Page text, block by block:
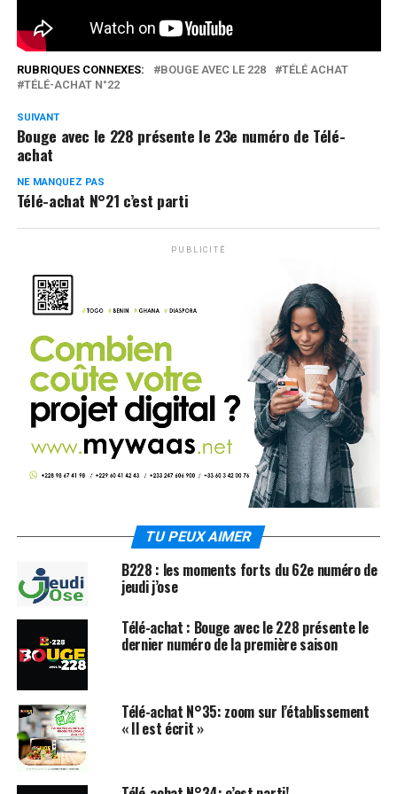
RUBRIQUES CONNEXES: BOUGE AVEC LE 228
TÉLÉ ACHAT
TÉLÉ-ACHAT N°22
SUIVANT
Bouge avec le 228 présente le 23e numéro de Télé-
achat
NE MANQUEZ PAS
Télé-achat N°21 c’est parti
PUBLICITÉ
TU PEUX AIMER
B228 : les moments forts du 62e numéro de
jeudi j’ose
Télé-achat : Bouge avec le 228 présente le
dernier numéro de la première saison
Télé-achat N°35: zoom sur l’établissement
« Il est écrit »